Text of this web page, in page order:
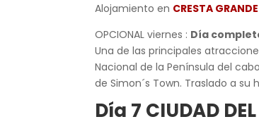
Alojamiento en CRESTA GRANDE
OPCIONAL viernes : Día
Una de las principales
Nacional de la Península del
de Simon´s Town. Traslado a su
Día 7 CIUDAD